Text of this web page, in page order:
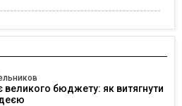
великого бюджету: як витягнути